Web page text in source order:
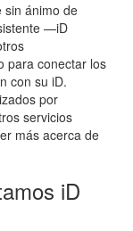
sin ánimo de
—iD
para conectar los
con su iD.
por
servicios
más acerca de
iD